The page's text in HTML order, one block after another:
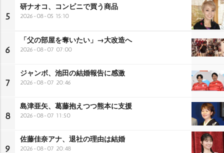
5
研ナオコ、コンビニで買う商品
2026-08-05 15:10
6
「父の部屋を奪いたい」→大改造へ
2026-08-07 07:00
7
ジャンボ、池田の結婚報告に感激
2026-08-07 20:46
8
島津亜矢、葛藤抱えつつ熊本に支援
2026-08-07 11:50
9
佐藤佳奈アナ、退社の理由は結婚
2026-08-07 20:48